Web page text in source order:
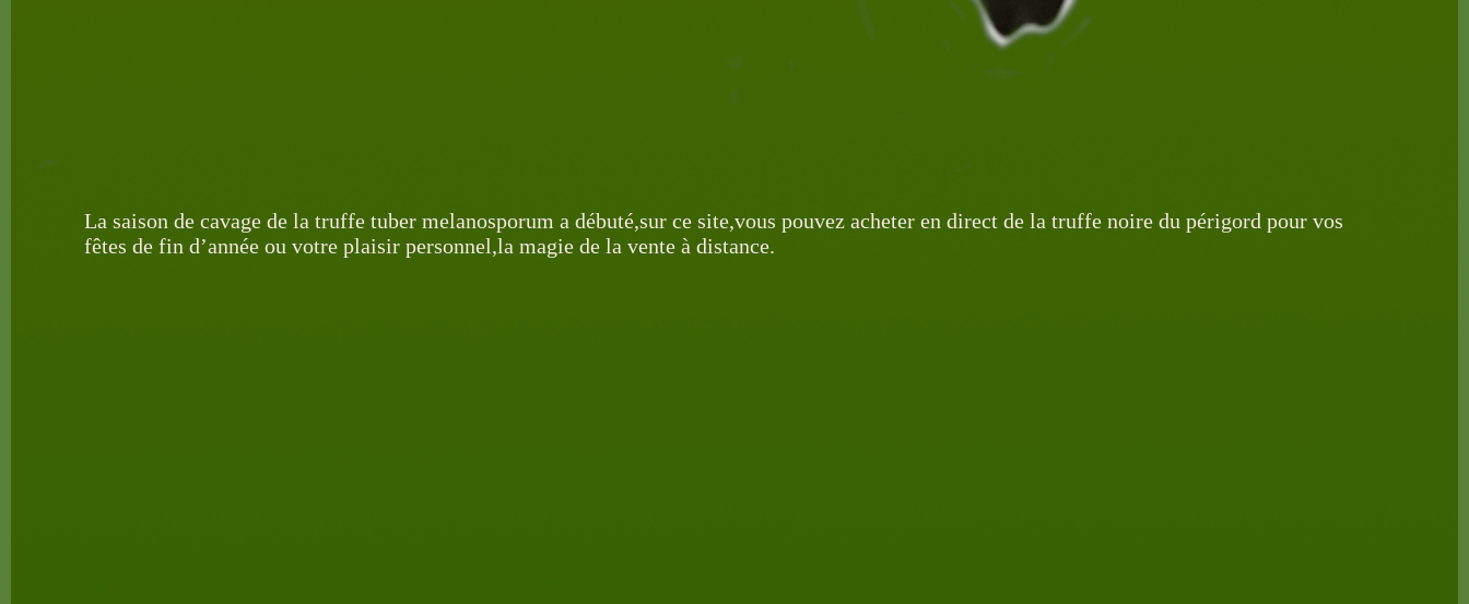
La saison de cavage de la truffe tuber melanosporum a débuté,sur ce site,vous pouvez acheter en direct de la truffe noire du périgord pour vos
fêtes de fin d’année ou votre plaisir personnel,la magie de la vente à distance.